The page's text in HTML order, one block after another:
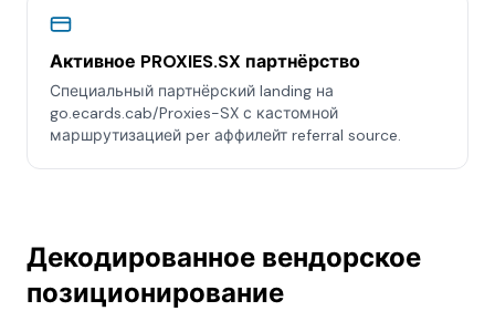
Активное PROXIES.SX партнёрство
Специальный партнёрский landing на
go.ecards.cab/Proxies-SX с кастомной
маршрутизацией per аффилейт referral source.
Декодированное вендорское
позиционирование